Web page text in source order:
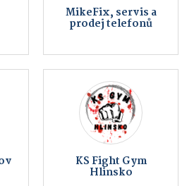
MikeFix, servis a
prodej telefonů
KS Fight Gym
Hlinsko